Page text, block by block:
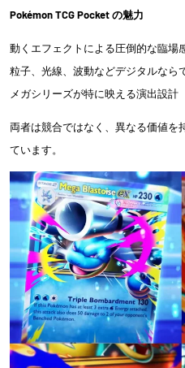
Pokémon TCG Pocket の魅力
動くエフェクトによる圧倒的な臨場
粒子、光線、波動などデジタルなら
メガシリーズが特に映える演出設計
両者は競合ではなく、異なる価値を
ています。